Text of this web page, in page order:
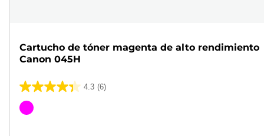
Cartucho de tóner magenta de alto rendimiento
Canon 045H
4.3 (6)
4.3
de
Cartucho